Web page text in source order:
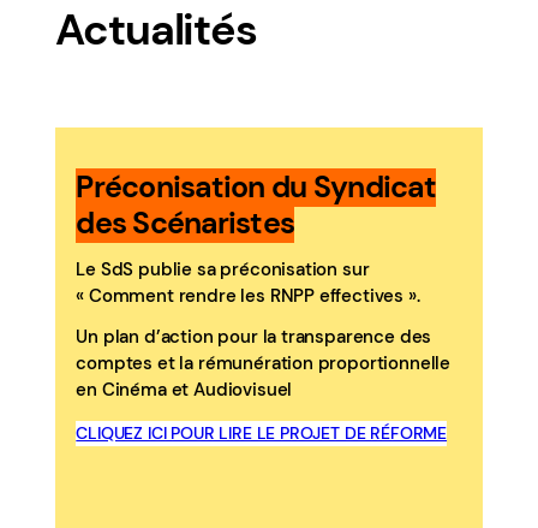
Actualités
Préconisation du Syndicat
des Scénaristes
Le SdS publie sa préconisation sur
« Comment rendre les RNPP effectives ».
Un plan d’action pour la transparence des
comptes et la rémunération proportionnelle
en Cinéma et Audiovisuel
CLIQUEZ ICI POUR LIRE LE PROJET DE RÉFORME